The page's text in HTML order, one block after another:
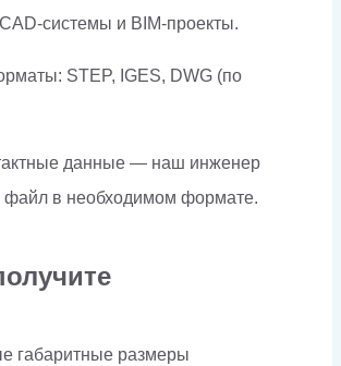
системы и BIM-проекты.
STEP, IGES, DWG (по
данные — наш инженер
файл в необходимом формате.
габаритные размеры